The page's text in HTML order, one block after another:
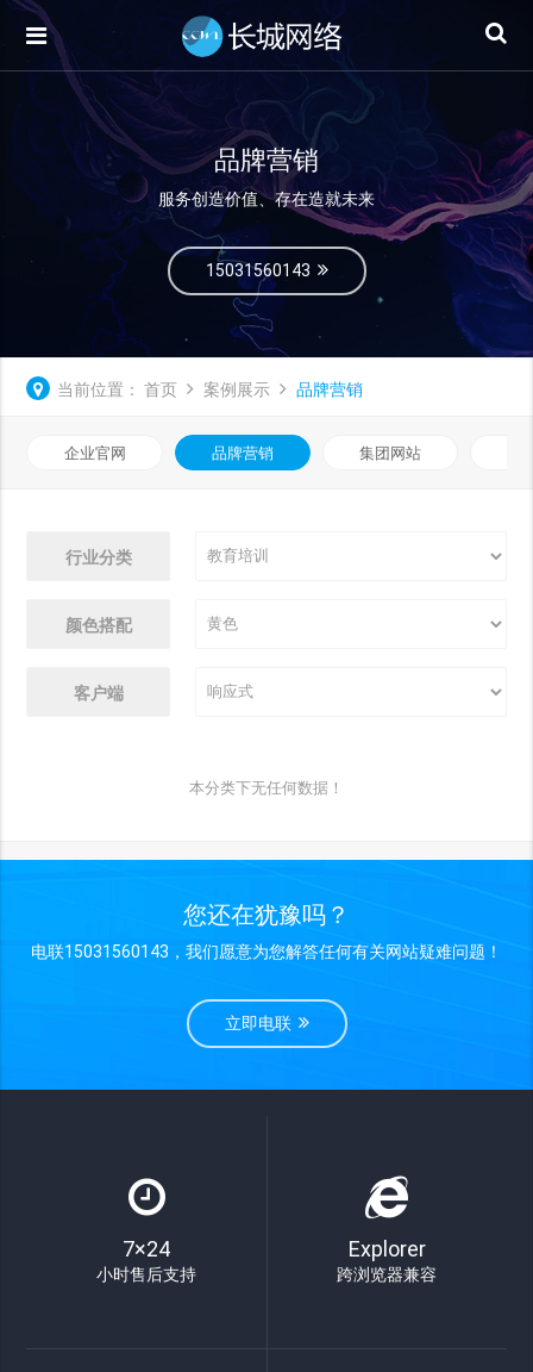
品牌营销
服务创造价值、存在造就未来
15031560143
当前位置： 首页 案例展示 品牌营销
企业官网 品牌营销 集团网站
行业分类
颜色搭配
客户端
本分类下无任何数据！
您还在犹豫吗？
电联15031560143，我们愿意为您解答任何有关网站疑难问题！
立即电联
7×24
小时售后支持
Explorer
跨浏览器兼容